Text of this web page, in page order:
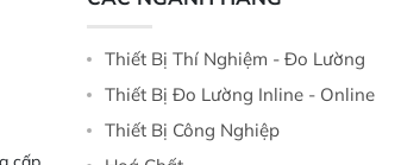
Thiết Bị Thí Nghiệm - Đo Lường
Thiết Bị Đo Lường Inline - Online
Thiết Bị Công Nghiệp